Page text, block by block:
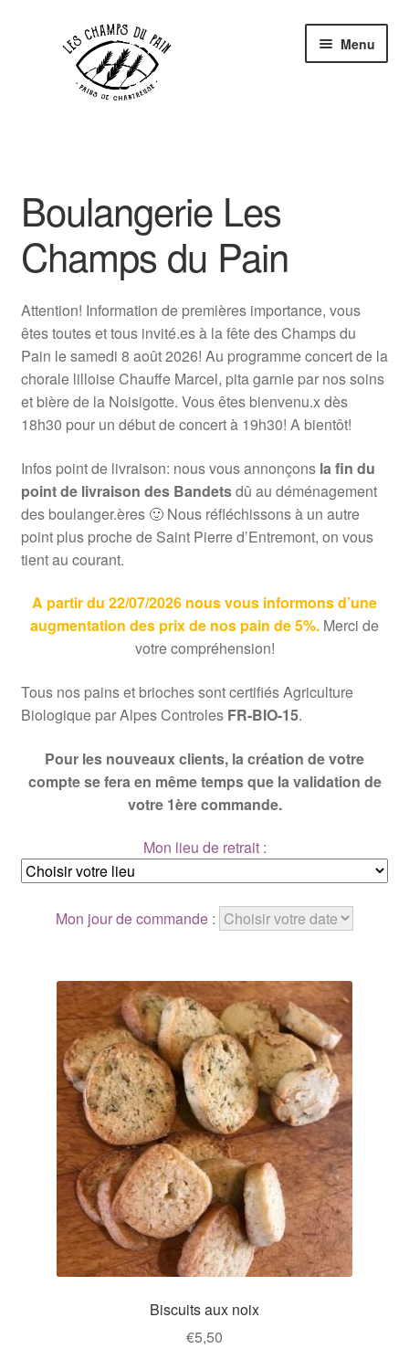
Menu
Mon compte
Mon porte-monnaie : €0,00
Boulangerie Les
Champs du Pain
Attention! Information de premières importance, vous
êtes toutes et tous invité.es à la fête des Champs du
Pain le samedi 8 août 2026! Au programme concert de la
chorale lilloise Chauffe Marcel, pita garnie par nos soins
et bière de la Noisigotte. Vous êtes bienvenu.x dès
18h30 pour un début de concert à 19h30! A bientôt!
Infos point de livraison: nous vous annonçons lafin du
point de livraison des Bandetsdû au déménagement
des boulanger.ères 🙂 Nous réfléchissons à un autre
point plus proche de Saint Pierre d’Entremont, on vous
tient au courant.
A partir du 22/07/2026 nous vous informons d’une
augmentation des prix de nos pain de 5%. Merci de
votre compréhension!
Tous nos pains et brioches sont certifiés Agriculture
Biologique par Alpes Controles FR-BIO-15.
Pour les nouveaux clients, la création de votre
compte se fera en même temps que la validation de
votre 1ère commande.
Mon lieu de retrait:
Mon jour de commande :
Biscuits aux noix
€5,50